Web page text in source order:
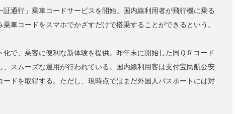
通行」乗車コードサービスを開始。国内線利用者が飛行機に乗る
車コードをスマホでかざすだけで搭乗することができるという。
で、乗客に便利な新体験を提供。昨年末に開始した同ＱＲコード
スムーズな運用が行われている。国内線利用客は支付宝民航公安
ドを取得する。ただし、現時点ではまだ外国人パスポートには対